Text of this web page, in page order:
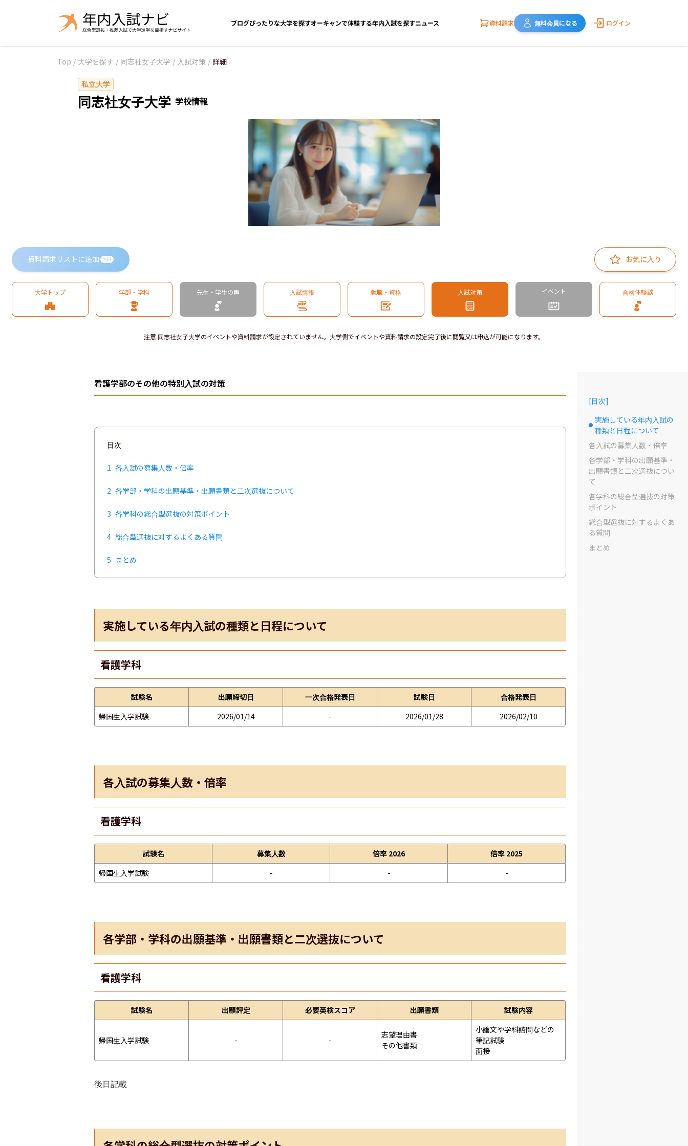
ブログぴったりな大学を探すオーキャンで体験する年内入試を探すニュース 資料請求 無料会員になる ログイン
Top / 大学を探す / 同志社女子大学 / 入試対策 / 詳細
私立大学
同志社女子大学 学校情報
資料請求リストに追加 無料 お気に入り
大学トップ 学部・学科 先生・学生の声 入試情報 就職・資格 入試対策 イベント 合格体験談
注意:同志社女子大学のイベントや資料請求が設定されていません。大学側でイベントや資料請求の設定完了後に閲覧又は申込が可能になります。
看護学部のその他の特別入試の対策
目次
1 各入試の募集人数・倍率
2 各学部・学科の出願基準・出願書類と二次選抜について
3 各学科の総合型選抜の対策ポイント
4 総合型選抜に対するよくある質問
5 まとめ
実施している年内入試の種類と日程について
看護学科
試験名 出願締切日 一次合格発表日 試験日
合格発表日
帰国生入学試験
2026/01/14 - 2026/01/28 2026/02/10
各入試の募集人数・倍率
看護学科
試験名 募集人数 倍率 2026
倍率 2025
帰国生入学試験
- - -
各学部・学科の出願基準・出願書類と二次選抜について
看護学科
試験名 出願評定 必要英検スコア 出願書類 試験内容
帰国生入学試験 - -
志望理由書
その他書類
小論文や学科諮問などの
筆記試験
面接
後日記載
[目次]
選択中のドット
実施している年内入試の
種類と日程について
各入試の募集人数・倍率
各学部・学科の出願基準・
出願書類と二次選抜につい
て
各学科の総合型選抜の対策
ポイント
総合型選抜に対するよくあ
る質問
まとめ